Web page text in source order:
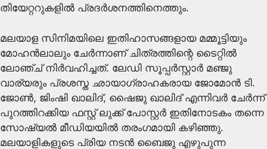
തിയേറ്ററുകളിൽ പ്രദർശനത്തിനെത്തും.
​മലയാള സിനിമയിലെ ഇതിഹാസങ്ങളായ മമ്മൂട്ടിയും
മോഹൻലാലും ചേർന്നാണ് ചിത്രത്തിന്റെ ടൈറ്റിൽ
ലോഞ്ച് നിർവഹിച്ചത്. ലേഡി സൂപ്പർസ്റ്റാർ മഞ്ജു
വാര്യരും പ്രശസ്ത ഛായാഗ്രാഹകരായ ജോമോൻ ടി.
ജോൺ, ജിംഷി ഖാലിദ്, ഷൈജു ഖാലിദ് എന്നിവർ ചേർന്ന്
പുറത്തിറക്കിയ ഫസ്റ്റ് ലുക്ക് പോസ്റ്റർ ഇതിനോടകം തന്നെ
സോഷ്യൽ മീഡിയയിൽ തരംഗമായി കഴിഞ്ഞു.
​മലയാളികളുടെ പ്രിയ നടൻ ബൈജു എഴുപുന്ന